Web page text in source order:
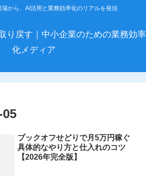
場から、AI活用と業務効率化のリアルを発信
り戻す｜中小企業のための業務効率
化メディア
05
ブックオフせどりで月5万円稼ぐ
具体的なやり方と仕入れのコツ
【2026年完全版】